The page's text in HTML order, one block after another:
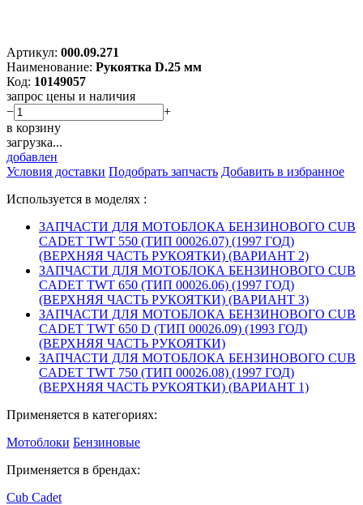
Артикул: 000.09.271
Наименование: Рукоятка D.25 мм
Код: 10149057
запрос цены и наличия
−
+
в корзину
загрузка...
добавлен
Условия доставки Подобрать запчасть Добавить в избранное
Используется в моделях :
ЗАПЧАСТИ ДЛЯ МОТОБЛОКА БЕНЗИНОВОГО CUB
CADET TWT 550 (ТИП 00026.07) (1997 ГОД)
(ВЕРХНЯЯ ЧАСТЬ РУКОЯТКИ) (ВАРИАНТ 2)
ЗАПЧАСТИ ДЛЯ МОТОБЛОКА БЕНЗИНОВОГО CUB
CADET TWT 650 (ТИП 00026.06) (1997 ГОД)
(ВЕРХНЯЯ ЧАСТЬ РУКОЯТКИ) (ВАРИАНТ 3)
ЗАПЧАСТИ ДЛЯ МОТОБЛОКА БЕНЗИНОВОГО CUB
CADET TWT 650 D (ТИП 00026.09) (1993 ГОД)
(ВЕРХНЯЯ ЧАСТЬ РУКОЯТКИ)
ЗАПЧАСТИ ДЛЯ МОТОБЛОКА БЕНЗИНОВОГО CUB
CADET TWT 750 (ТИП 00026.08) (1997 ГОД)
(ВЕРХНЯЯ ЧАСТЬ РУКОЯТКИ) (ВАРИАНТ 1)
Применяется в категориях:
Мотоблоки Бензиновые
Применяется в брендах:
Cub Cadet